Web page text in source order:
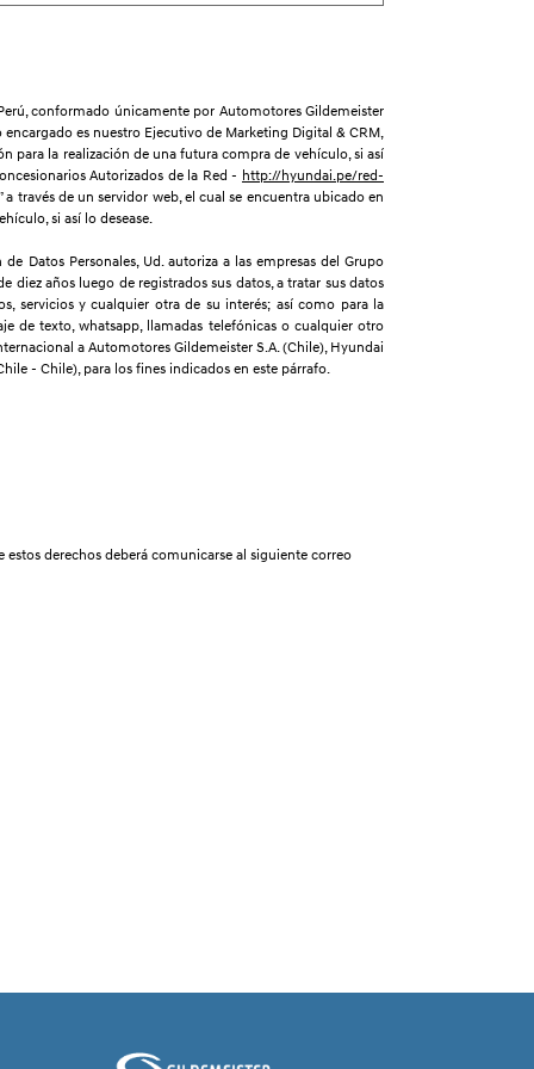
conformado únicamente por Automotores Gildemeister
es nuestro Ejecutivo de Marketing Digital & CRM,
para la realización de una futura compra de vehículo, si así
Autorizados de la Red - http://hyundai.pe/red-
través de un servidor web, el cual se encuentra ubicado en
si así lo desease.
Datos Personales, Ud. autoriza a las empresas del Grupo
diez años luego de registrados sus datos, a tratar sus datos
servicios y cualquier otra de su interés; así como para la
de texto, whatsapp, llamadas telefónicas o cualquier otro
a Automotores Gildemeister S.A. (Chile), Hyundai
- Chile), para los fines indicados en este párrafo.
derechos deberá comunicarse al siguiente correo